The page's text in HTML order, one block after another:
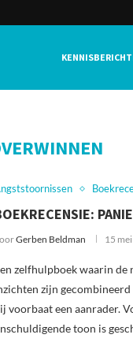
Gerben Beldman 15
zelfhulpboek waarin
zijn
voorbaat een aanrader.
toon is